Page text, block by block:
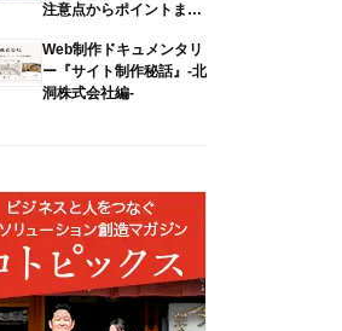
注意点からポイントまで
Web制作ドキュメンタリ
ー『サイト制作秘話』-北
洞株式会社編-